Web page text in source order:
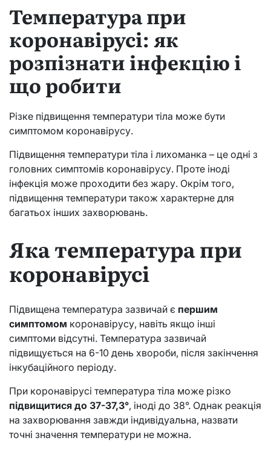
Температура при
коронавірусі: як
розпізнати інфекцію і
що робити
Різке підвищення температури тіла може бути
симптомом коронавірусу.
Підвищення температури тіла і лихоманка – це одні з
головних симптомів коронавірусу. Проте іноді
інфекція може проходити без жару. Окрім того,
підвищення температури також характерне для
багатьох інших захворювань.
Яка температура при
коронавірусі
Підвищена температура зазвичай є першим
симптомом коронавірусу, навіть якщо інші
симптоми відсутні. Температура зазвичай
підвищується на 6-10 день хвороби, після закінчення
інкубаційного періоду.
При коронавірусі температура тіла може різко
підвищитися до 37-37,3°, іноді до 38°. Однак реакція
на захворювання завжди індивідуальна, назвати
точні значення температури не можна.